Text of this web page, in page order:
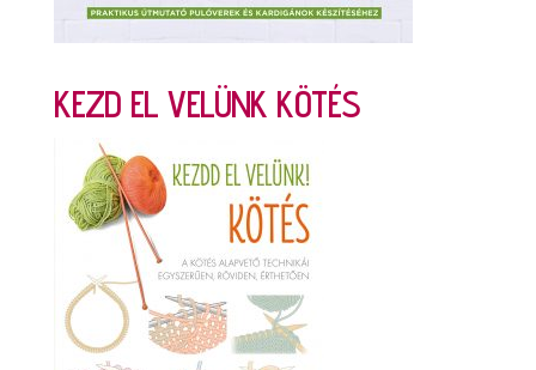
KEZD EL VELÜNK KÖTÉS